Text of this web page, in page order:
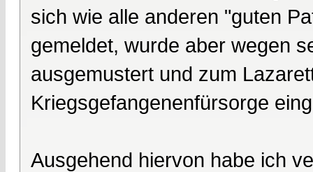
sich wie alle anderen "guten
gemeldet, wurde aber wegen
ausgemustert und zum
Kriegsgefangenenfürsorge
Ausgehend hiervon habe ich